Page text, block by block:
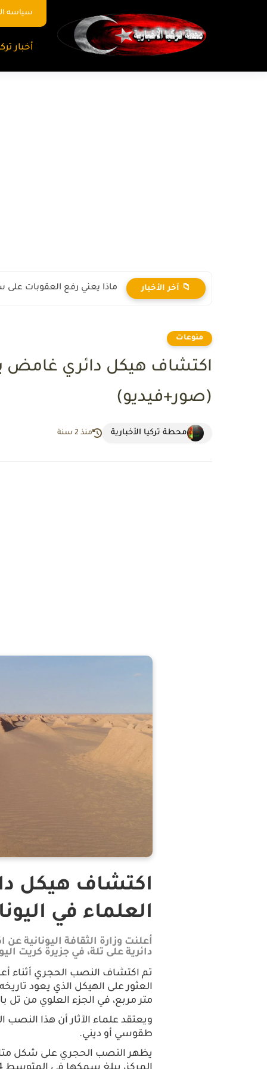
سياسه
أخبار
📁 آخر الأخبار ماذا يعني رفع العقوبات على
منوعات
اكتشاف هيكل دائري غامض
(صور+فيديو)
محطة تركيا الأخبارية منذ 2 سنة
اكتشاف هيكل
العلماء في
أعلنت وزارة الثقافة
دائرية على تلة، في جزيرة كريت
تم اكتشاف النصب الحجري أثناء
متر مربع، في الجزء العلوي من تل
طقوسي أو ديني.
يظهر النصب الحجري على شكل